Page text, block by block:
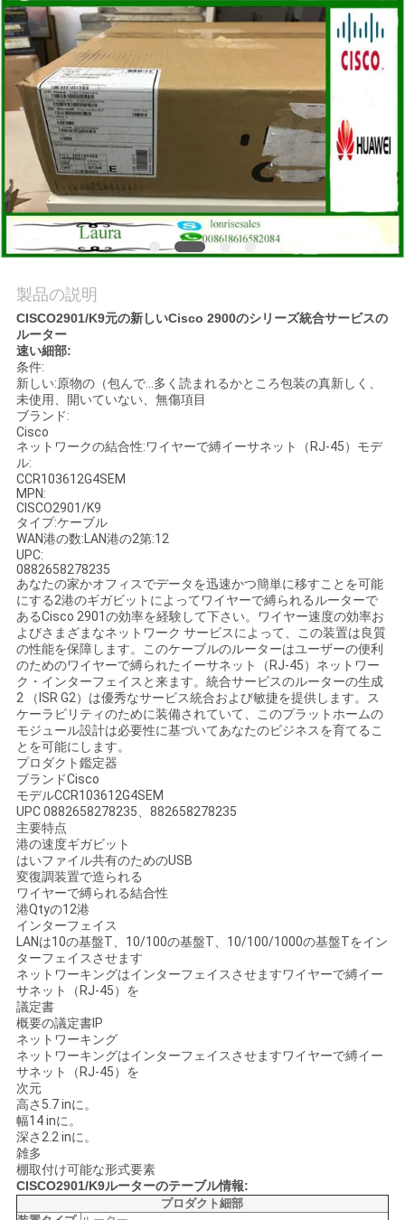
場
ツ
ア
ー
品
質
管
理
連
絡
く
だ
さ
い
ニ
ュ
ー
ス
事
件
地
図
プ
ラ
イ
バ
シ
ー
ポ
製品の説明
CISCO2901/K9元の新しいCisco 2900のシリーズ統合サービスの
ルーター
速い細部:
条件:
新しい:原物の（包んで…多く読まれるかところ包装の真新しく、
未使用、開いていない、無傷項目
ブランド:
Cisco
ネットワークの結合性:ワイヤーで縛イーサネット（RJ-45）モデ
ル:
CCR103612G4SEM
MPN:
CISCO2901/K9
タイプ:ケーブル
WAN港の数:LAN港の2第:12
UPC:
0882658278235
あなたの家かオフィスでデータを迅速かつ簡単に移すことを可能
にする2港のギガビットによってワイヤーで縛られるルーターで
あるCisco 2901の効率を経験して下さい。ワイヤー速度の効率お
よびさまざまなネットワーク サービスによって、この装置は良質
の性能を保障します。このケーブルのルーターはユーザーの便利
のためのワイヤーで縛られたイーサネット（RJ-45）ネットワー
ク・インターフェイスと来ます。統合サービスのルーターの生成
2 （ISR G2）は優秀なサービス統合および敏捷を提供します。ス
ケーラビリティのために装備されていて、このプラットホームの
モジュール設計は必要性に基づいてあなたのビジネスを育てるこ
とを可能にします。
プロダクト鑑定器
ブランドCisco
モデルCCR103612G4SEM
UPC 0882658278235、882658278235
主要特点
港の速度ギガビット
はいファイル共有のためのUSB
変復調装置で造られる
ワイヤーで縛られる結合性
港Qtyの12港
インターフェイス
LANは10の基盤T、10/100の基盤T、10/100/1000の基盤Tをイン
ターフェイスさせます
ネットワーキングはインターフェイスさせますワイヤーで縛イー
サネット（RJ-45）を
議定書
概要の議定書IP
ネットワーキング
ネットワーキングはインターフェイスさせますワイヤーで縛イー
サネット（RJ-45）を
次元
高さ5.7 inに。
幅14 inに。
深さ2.2 inに。
雑多
棚取付け可能な形式要素
CISCO2901/K9ルーターのテーブル情報:
プロダクト細部